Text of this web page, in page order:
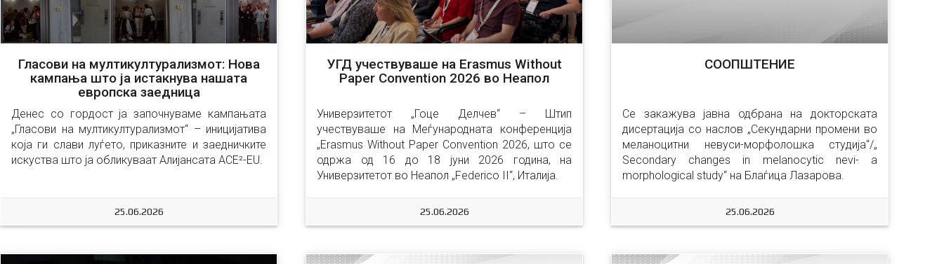
Гласови на мултикултурализмот: Нова
кампања што ја истакнува нашата
европска заедница
Денес со гордост ја започнуваме кампањата
„Гласови на мултикултурализмот“ – иницијатива
која ги слави луѓето, приказните и заедничките
искуства што ја обликуваат Алијансата ACE²-EU.
25.06.2026
УГД учествуваше на Erasmus Without
Paper Convention 2026 во Неапол
Универзитетот „Гоце Делчев“ – Штип
учествуваше на Меѓународната конференција
„Erasmus Without Paper Convention 2026, што се
одржа од 16 до 18 јуни 2026 година, на
Универзитетот во Неапол „Federico II“, Италија.
25.06.2026
СООПШТЕНИЕ
Се закажува јавна одбрана на докторската
дисертација со наслов „Секундарни промени во
меланоцитни невуси-морфолошка студија“/„
Secondary changes in melanocytic nevi- a
morphological study“ на Блаѓица Лазарова.
25.06.2026